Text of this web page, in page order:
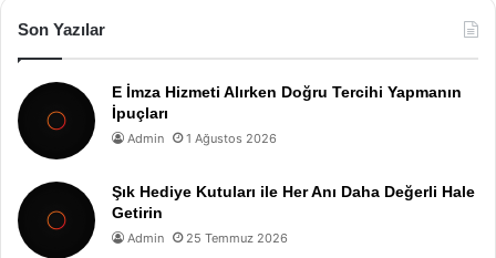
Son Yazılar
E İmza Hizmeti Alırken Doğru Tercihi Yapmanın
İpuçları
Admin 1 Ağustos 2026
Şık Hediye Kutuları ile Her Anı Daha Değerli Hale
Getirin
Admin 25 Temmuz 2026